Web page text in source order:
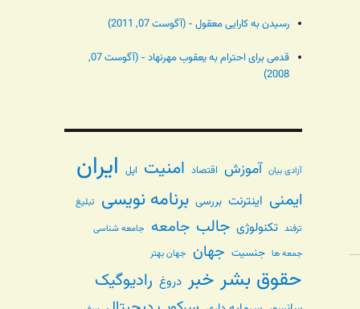
رسیدن به کارایی معقول - (آگوست 07, 2011)
قدمی برای احترام به یعقوب مهرنهاد - (آگوست 07,
2008)
آزادی بیان آموزش اقتصاد امنیت اپل ایران
ایمنی اینترنت بررسی برنامه نویسی تبلیغ
ترفند تکنولوژی جالب جامعه جامعه شناسی
جمعه ها جنسیت جهان جهان بهتر
حقوق بشر خبر دروغ رادیوگیک